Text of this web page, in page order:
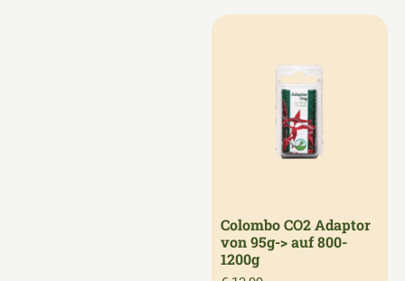
Colombo CO2 Adaptor
von 95g-> auf 800-
1200g